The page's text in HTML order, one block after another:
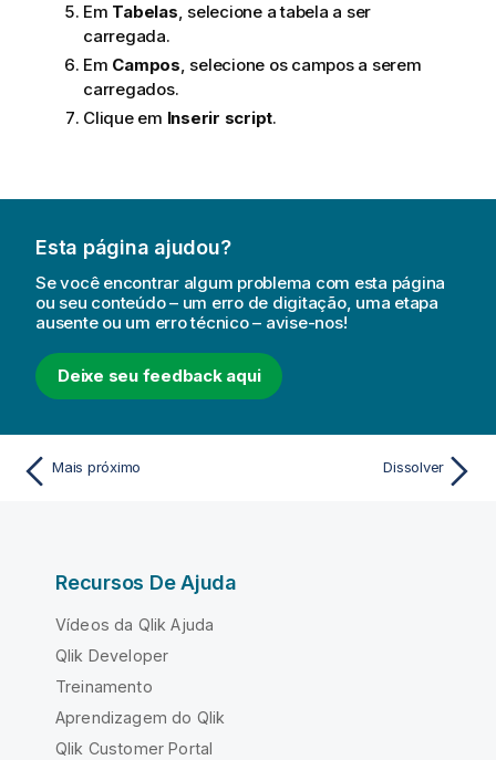
Em Tabelas, selecione a tabela a ser
carregada.
Em Campos, selecione os campos a serem
carregados.
Clique em Inserir script.
Esta página ajudou?
Se você encontrar algum problema com esta página
ou seu conteúdo – um erro de digitação, uma etapa
ausente ou um erro técnico – avise-nos!
Deixe seu feedback aqui
Mais próximo Dissolver
Recursos De Ajuda
Vídeos da Qlik Ajuda
Qlik Developer
Treinamento
Aprendizagem do Qlik
Qlik Customer Portal